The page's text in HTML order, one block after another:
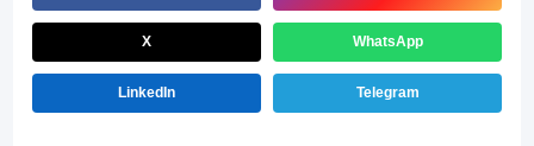
X WhatsApp
LinkedIn Telegram